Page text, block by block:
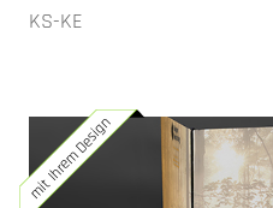
KS-KE
mit Ihrem Design